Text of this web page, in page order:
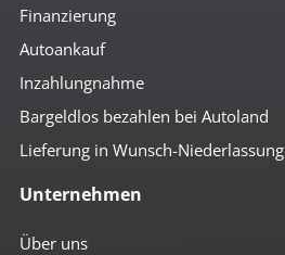
Finanzierung
Autoankauf
Inzahlungnahme
Bargeldlos bezahlen bei Autoland
Lieferung in Wunsch-Niederlassung
Unternehmen
Über uns